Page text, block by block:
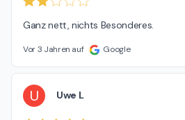
Ganz nett, nichts Besonderes.
Vor 3 Jahren auf Google
U Uwe L